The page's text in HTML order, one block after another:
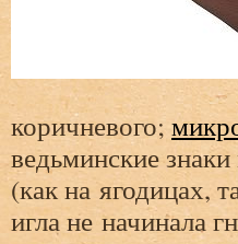
коричневого;
ведьминские
(как на ягодицах,
игла не начинала